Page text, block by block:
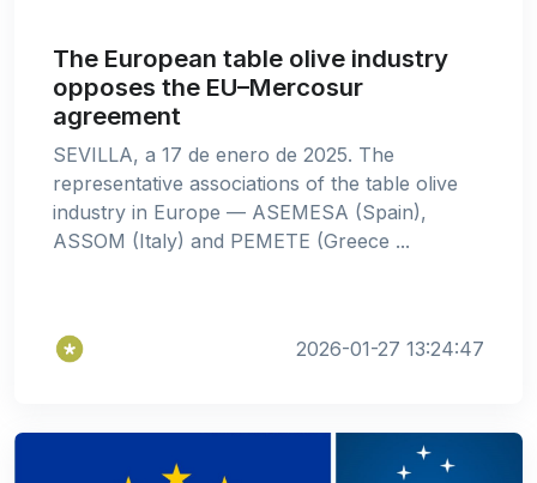
The European table olive industry
opposes the EU–Mercosur
agreement
SEVILLA, a 17 de enero de 2025. The
representative associations of the table olive
industry in Europe — ASEMESA (Spain),
ASSOM (Italy) and PEMETE (Greece ...
2026-01-27 13:24:47